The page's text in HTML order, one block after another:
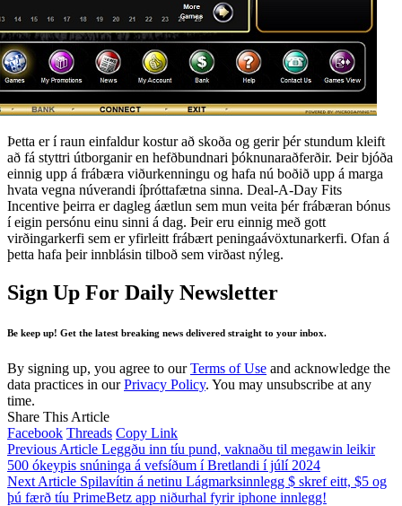
Þetta er í raun einfaldur kostur að skoða og gerir þér stundum kleift
að fá styttri útborganir en hefðbundnari þóknunaraðferðir. Þeir bjóða
einnig upp á frábæra viðurkenningu og hafa nú boðið upp á marga
hvata vegna núverandi íþróttafætna sinna. Deal-A-Day Fits
Incentive þeirra er dagleg áætlun sem mun veita þér frábæran bónus
í eigin persónu einu sinni á dag. Þeir eru einnig með gott
virðingarkerfi sem er yfirleitt frábært peningaávöxtunarkerfi. Ofan á
þetta hafa þeir innblásin tilboð sem virðast nýleg.
Sign Up For Daily Newsletter
Be keep up! Get the latest breaking news delivered straight to your inbox.
By signing up, you agree to ourTerms of Use and acknowledge the
data practices in ourPrivacy Policy. You may unsubscribe at any
time.
Share This Article
Facebook Threads Copy Link
Previous Article Leggðu inn tíu pund, vaknaðu til megawin leikir
500 ókeypis snúninga á vefsíðum í Bretlandi í júlí 2024
Next Article Spilavítin á netinu Lágmarksinnlegg $ skref eitt, $5 og
þú færð tíu PrimeBetz app niðurhal fyrir iphone innlegg!